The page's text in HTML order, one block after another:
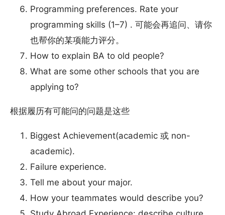
Programming preferences. Rate your
programming skills (1–7) . 可能会再追问、请你
也帮你的某项能力评分。
How to explain BA to old people?
What are some other schools that you are
applying to?
根据履历有可能问的问题是这些
Biggest Achievement(academic 或 non-
academic).
Failure experience.
Tell me about your major.
How your teammates would describe you?